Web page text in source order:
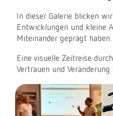
In dieser Galerie blicken
Entwicklungen und kleine
Miteinander geprägt haben.
Eine visuelle Zeitreise
Vertrauen und